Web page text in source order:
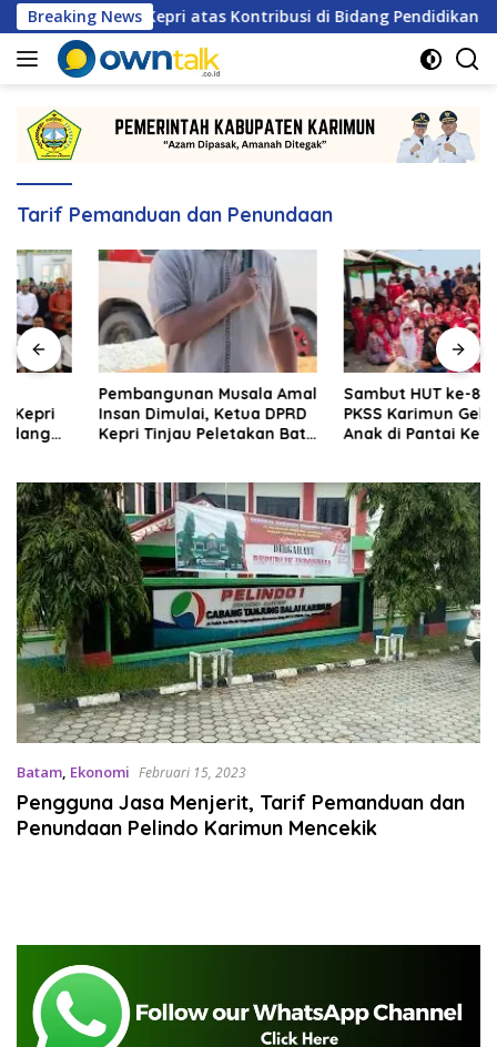
Langsung
ke
konten
Breaking News
Tokoh Kepri atas Kontribusi di Bidang Pendidikan dan
Tarif Pemanduan dan Penundaan
Pembangunan Musala Amal
Insan Dimulai, Ketua DPRD
Kepri Tinjau Peletakan Batu
Sambut HUT ke-81 RI, DPD
PKSS Karimun Gelar Lomba
Anak di Pantai Ketam
Batam, Ekonomi Februari 15, 2023
Pengguna Jasa Menjerit, Tarif Pemanduan dan
Penundaan Pelindo Karimun Mencekik